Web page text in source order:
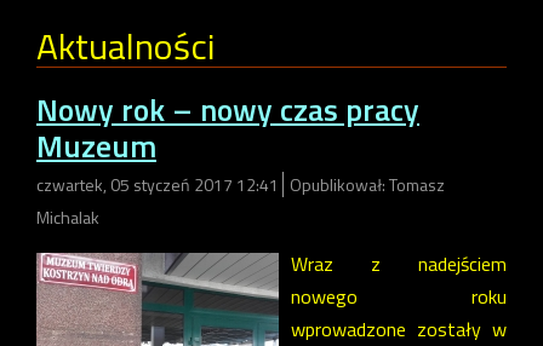
Aktualności
Nowy rok – nowy czas pracy
Muzeum
czwartek, 05 styczeń 2017 12:41
Opublikował: Tomasz
Michalak
Wraz z nadejściem
nowego roku
wprowadzone zostały w